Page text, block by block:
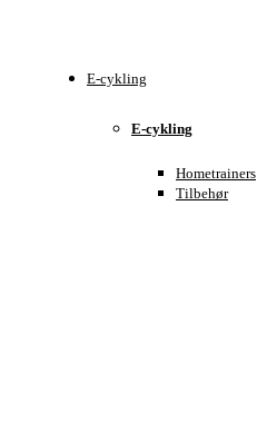
E-cykling
E-cykling
Hometrainers
Tilbehør